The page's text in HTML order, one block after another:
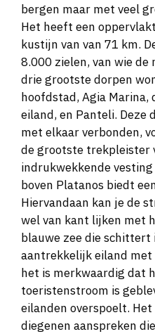
bergen maar met veel
Het heeft een
kustijn van van 71 km.
8.000 zielen, van wie de
drie grootste dorpen
hoofdstad, Agia Marina,
eiland, en Panteli. Deze
met elkaar verbonden,
de grootste trekpleister
indrukwekkende
boven Platanos biedt
Hiervandaan kan je de
wel van kant lijken met
blauwe zee die schittert
aantrekkelijk eiland
het is merkwaardig dat
toeristenstroom is
eilanden overspoelt.
diegenen aanspreken